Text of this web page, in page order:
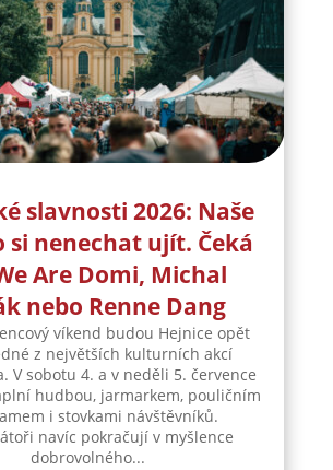
slavnosti 2026: Naše
si nenechat ujít. Čeká
Are Domi, Michal
nebo Renne Dang
víkend budou Hejnice opět
z největších kulturních akcí
V sobotu 4. a v neděli 5. července
hudbou, jarmarkem, pouličním
i stovkami návštěvníků.
navíc pokračují v myšlence
dobrovolného...